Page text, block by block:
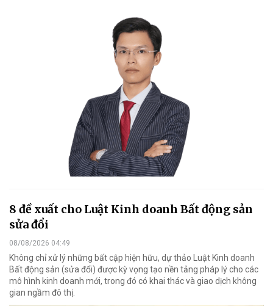
8 đề xuất cho Luật Kinh doanh Bất động sản
sửa đổi
08/08/2026 04:49
Không chỉ xử lý những bất cập hiện hữu, dự thảo Luật Kinh doanh
Bất động sản (sửa đổi) được kỳ vọng tạo nền tảng pháp lý cho các
mô hình kinh doanh mới, trong đó có khai thác và giao dịch không
gian ngầm đô thị.